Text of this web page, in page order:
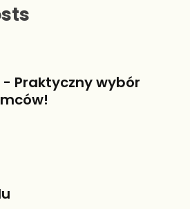
- Praktyczny wybór